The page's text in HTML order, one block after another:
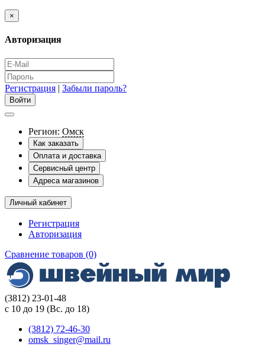
×
Авторизация
Регистрация | Забыли пароль?
Регион: Омск
Как заказать
Оплата и доставка
Сервисный центр
Адреса магазинов
Личный кабинет
Регистрация
Авторизация
Сравнение товаров (0)
(3812) 23-01-48
с 10 до 19 (Вс. до 18)
(3812) 72-46-30
omsk_singer@mail.ru